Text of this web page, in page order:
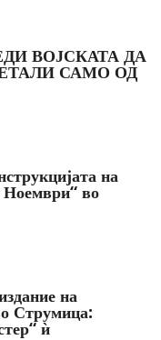
ВОЈСКАТА ДА
САМО ОД
на
Ноември“ во
на
Струмица:
ѝ